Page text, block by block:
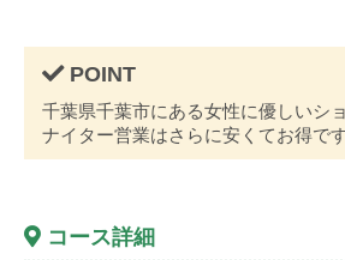
千葉県千葉市にある女性に優しいシ
ナイター営業はさらに安くてお得です
コース詳細